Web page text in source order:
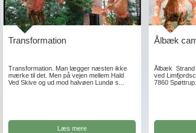
Transformation
Transformation. Man lægger næsten ikke
mærke til det. Men på vejen mellem Hald
Ved Skive og ud mod halvøen Lundø s...
Læs mere
Ålbæk
Ålbæk Strand
ved
7860